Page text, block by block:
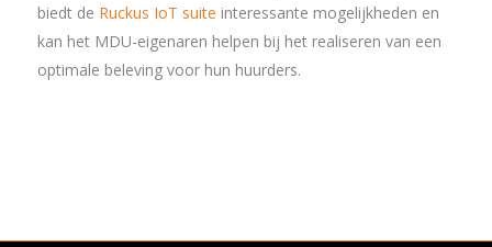
biedt de Ruckus IoT suite interessante mogelijkheden en
kan het MDU-eigenaren helpen bij het realiseren van een
optimale beleving voor hun huurders.